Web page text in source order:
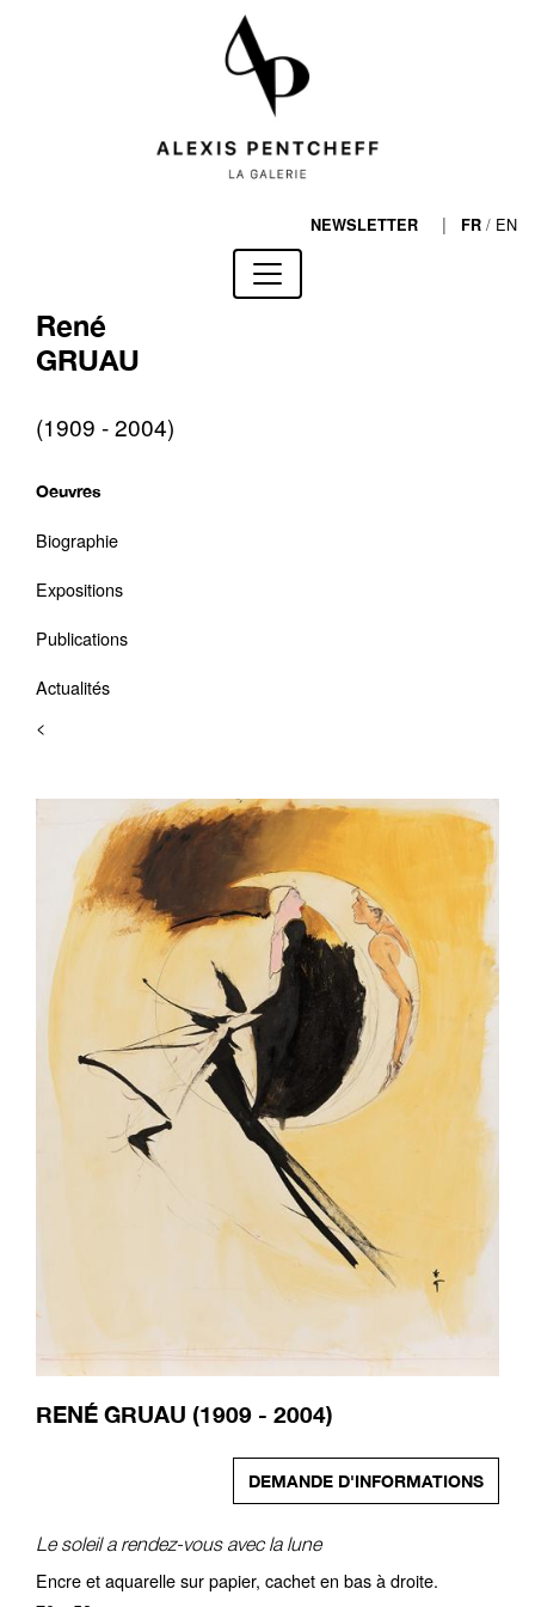
NEWSLETTER | FR / EN
René
GRUAU
(1909 - 2004)
Oeuvres
Biographie
Expositions
Publications
Actualités
<
RENÉ GRUAU (1909 - 2004)
DEMANDE D'INFORMATIONS
Le soleil a rendez-vous avec la lune
Encre et aquarelle sur papier, cachet en bas à droite.